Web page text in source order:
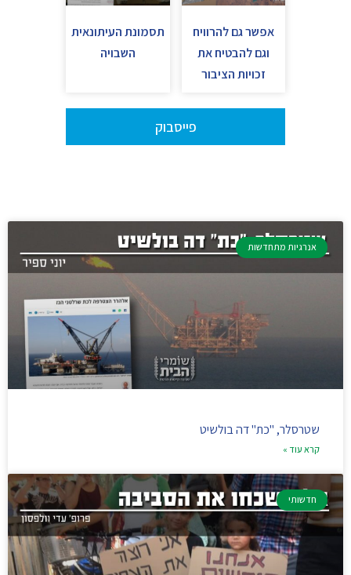
אפשר גם להרוויח
וגם להבטיח את
זכויות הציבור
תסמונת העיתונאית
השבויה
פייסבוק
אנרגיות מתחדשות
שטרסלר, "כת" דה בולשיט
קרא עוד »
חדשותי